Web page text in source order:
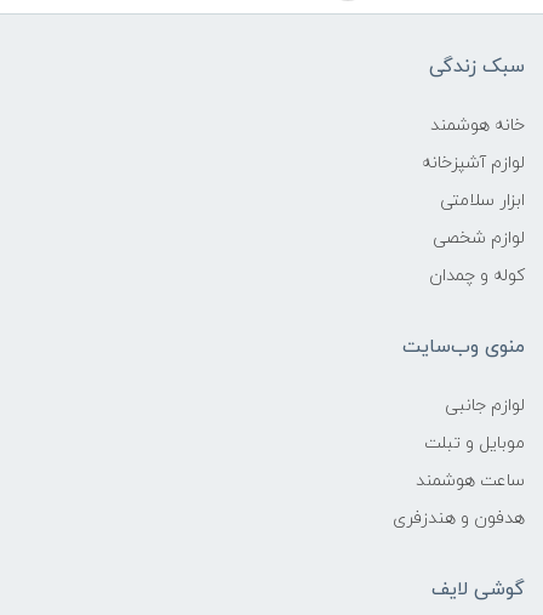
سبک زندگی
خانه هوشمند
لوازم آشپزخانه
ابزار سلامتی
لوازم شخصی
کوله و چمدان
منوی وب‌سایت
لوازم جانبی
موبایل و تبلت
ساعت هوشمند
هدفون و هندزفری
گوشی لایف